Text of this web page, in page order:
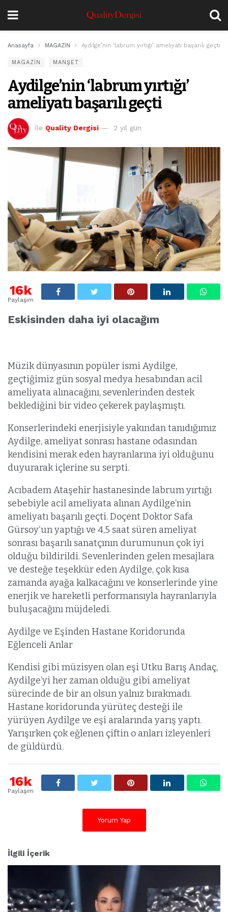
Anasayfa MAGAZİN Aydilge’nin ‘labrum yırtığı’ ameliyatı başarılı geçti
MAGAZİN MANŞET
Aydilge’nin ‘labrum yırtığı’
ameliyatı başarılı geçti
İle Quality Dergisi 2 yıl gün
16k
Paylaşım
Eskisinden daha iyi olacağım
Müzik dünyasının popüler ismi Aydilge,
geçtiğimiz gün sosyal medya hesabından acil
ameliyata alınacağını, sevenlerinden destek
beklediğini bir video çekerek paylaşmıştı.
Konserlerindeki enerjisiyle yakından tanıdığımız
Aydilge, ameliyat sonrası hastane odasından
kendisini merak eden hayranlarına iyi olduğunu
duyurarak içlerine su serpti.
Acıbadem Ataşehir hastanesinde labrum yırtığı
sebebiyle acil ameliyata alınan Aydilge’nin
ameliyatı başarılı geçti. Doçent Doktor Safa
Gürsoy‘un yaptığı ve 4,5 saat süren ameliyat
sonrası başarılı sanatçının durumunun çok iyi
olduğu bildirildi. Sevenlerinden gelen mesajlara
ve desteğe teşekkür eden Aydilge, çok kısa
zamanda ayağa kalkacağını ve konserlerinde yine
enerjik ve hareketli performansıyla hayranlarıyla
buluşacağını müjdeledi.
Aydilge ve Eşinden Hastane Koridorunda
Eğlenceli Anlar
Kendisi gibi müzisyen olan eşi Utku Barış Andaç,
Aydilge’yi her zaman olduğu gibi ameliyat
sürecinde de bir an olsun yalnız bırakmadı.
Hastane koridorunda yürüteç desteği ile
yürüyen Aydilge ve eşi aralarında yarış yaptı.
Yarışırken çok eğlenen çiftin o anları izleyenleri
de güldürdü.
16k
Paylaşım
Yorum Yap
İlgili İçerik